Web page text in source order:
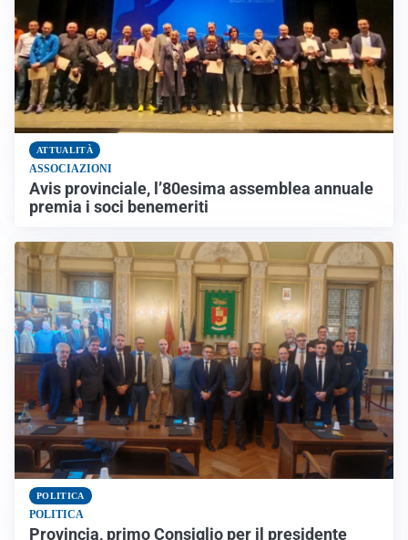
ATTUALITÀ
ASSOCIAZIONI
Avis provinciale, l’80esima assemblea annuale
premia i soci benemeriti
POLITICA
POLITICA
Provincia, primo Consiglio per il presidente